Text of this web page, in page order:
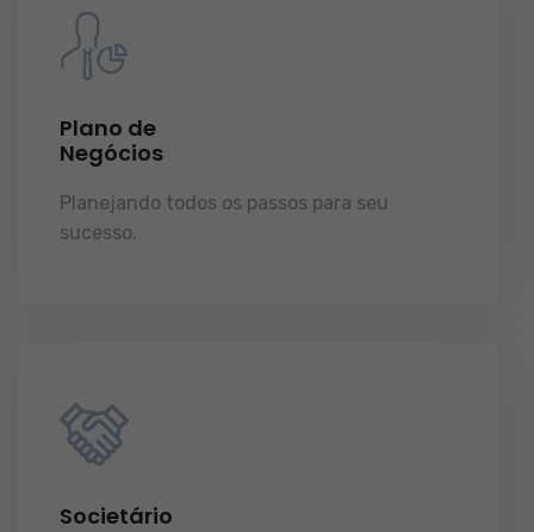
Plano de
Negócios
Planejando todos os passos para seu
sucesso.
Societário